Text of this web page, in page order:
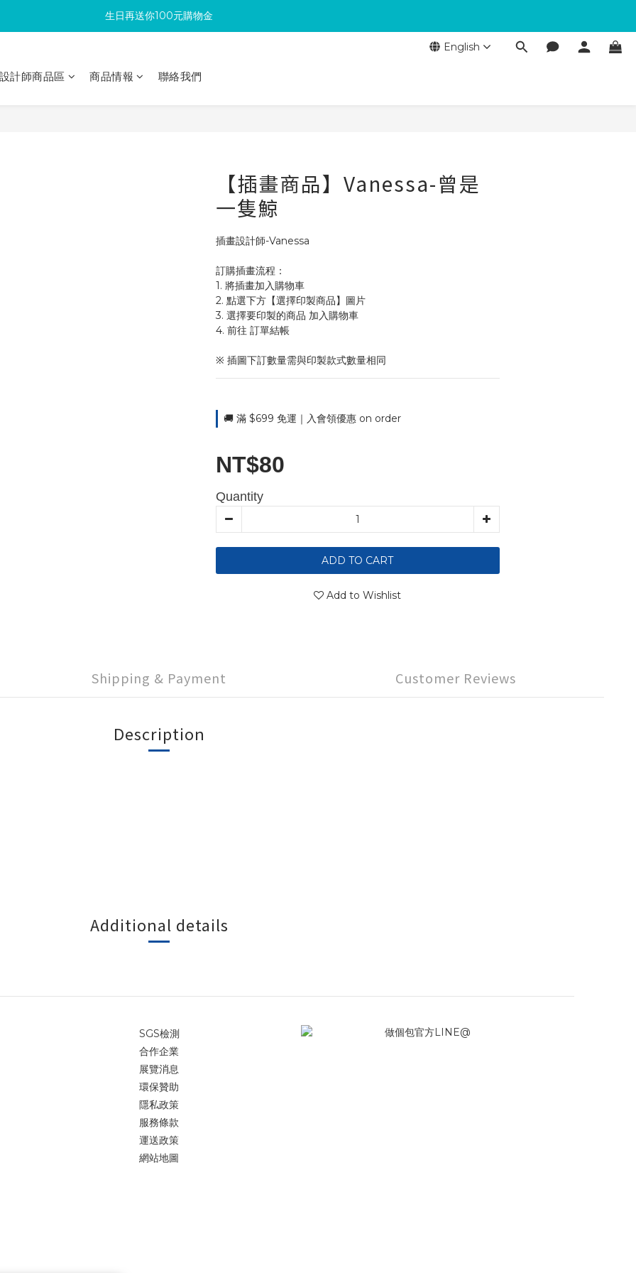
滿300回饋10%購物金
生日再送你100元購物金
滿300回饋10%購物金
English
設計師商品區 商品情報 聯絡我們
【插畫商品】Vanessa-曾是
一隻鯨
插畫設計師-Vanessa
訂購插畫流程：
1. 將插畫加入購物車
2. 點選下方【選擇印製商品】圖片
3. 選擇要印製的商品 加入購物車
4. 前往 訂單結帳
※ 插圖下訂數量需與印製款式數量相同
🚚 滿 $699 免運｜入會領優惠 on order
NT$80
Quantity
ADD TO CART
Add to Wishlist
Shipping & Payment Customer Reviews
Description
Additional details
SGS檢測
合作企業
展覽消息
環保贊助
隱私政策
服務條款
運送政策
網站地圖